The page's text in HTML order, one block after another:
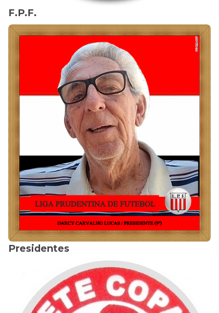
F.P.F.
Presidentes